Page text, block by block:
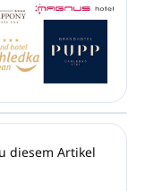
diesem Artikel